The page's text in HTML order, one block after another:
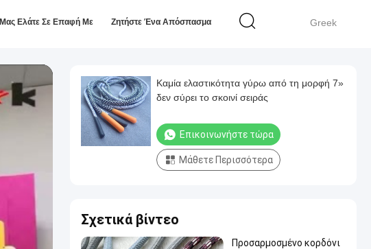
Greek
Μας Ελάτε Σε Επαφή Με Ζητήστε Ένα Απόσπασμα
Καμία ελαστικότητα γύρω από τη μορφή 7»
δεν σύρει το σκοινί σειράς
Επικοινωνήστε τώρα
Μάθετε Περισσότερα
Σχετικά βίντεο
Προσαρμοσμένο κορδόνι